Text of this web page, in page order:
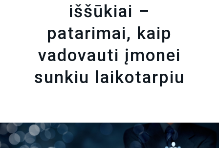
iššūkiai –
patarimai, kaip
vadovauti įmonei
sunkiu laikotarpiu